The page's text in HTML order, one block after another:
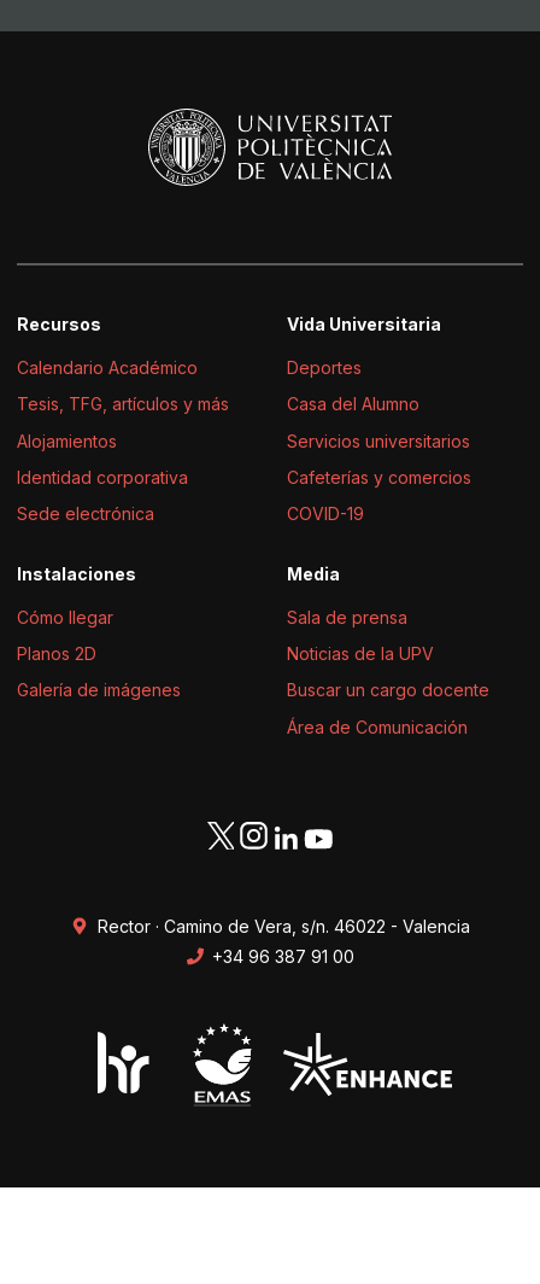
Recursos
Calendario Académico
Tesis, TFG, artículos y más
Alojamientos
Identidad corporativa
Sede electrónica
Vida Universitaria
Deportes
Casa del Alumno
Servicios universitarios
Cafeterías y comercios
COVID-19
Instalaciones
Cómo llegar
Planos 2D
Galería de imágenes
Media
Sala de prensa
Noticias de la UPV
Buscar un cargo docente
Área de Comunicación
Rector · Camino de Vera, s/n. 46022 - Valencia
+34 96 387 91 00